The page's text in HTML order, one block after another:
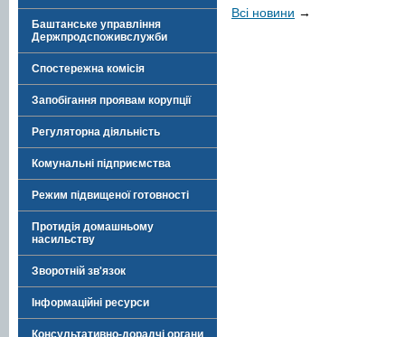
Баштанське управління
Держпродспоживслужби
Спостережна комісія
Запобігання проявам корупції
Регуляторна діяльність
Комунальні підприємства
Режим підвищеної готовності
Протидія домашньому
насильству
Зворотній зв'язок
Інформаційні ресурси
Консультативно-дорадчі органи
Всі новини →